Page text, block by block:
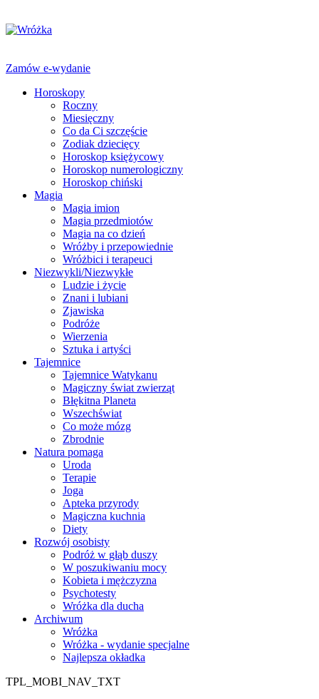
Zamów e-wydanie
Horoskopy
Roczny
Miesięczny
Co da Ci szczęście
Zodiak dziecięcy
Horoskop księżycowy
Horoskop numerologiczny
Horoskop chiński
Magia
Magia imion
Magia przedmiotów
Magia na co dzień
Wróżby i przepowiednie
Wróżbici i terapeuci
Niezwykli/Niezwykłe
Ludzie i życie
Znani i lubiani
Zjawiska
Podróże
Wierzenia
Sztuka i artyści
Tajemnice
Tajemnice Watykanu
Magiczny świat zwierząt
Błękitna Planeta
Wszechświat
Co może mózg
Zbrodnie
Natura pomaga
Uroda
Terapie
Joga
Apteka przyrody
Magiczna kuchnia
Diety
Rozwój osobisty
Podróż w głąb duszy
W poszukiwaniu mocy
Kobieta i mężczyzna
Psychotesty
Wróżka dla ducha
Archiwum
Wróżka
Wróżka - wydanie specjalne
Najlepsza okładka
TPL_MOBI_NAV_TXT